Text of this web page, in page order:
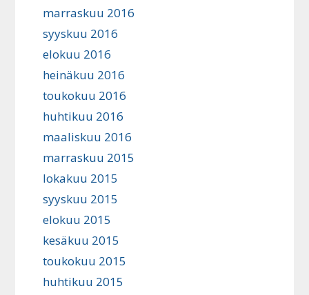
marraskuu 2016
syyskuu 2016
elokuu 2016
heinäkuu 2016
toukokuu 2016
huhtikuu 2016
maaliskuu 2016
marraskuu 2015
lokakuu 2015
syyskuu 2015
elokuu 2015
kesäkuu 2015
toukokuu 2015
huhtikuu 2015